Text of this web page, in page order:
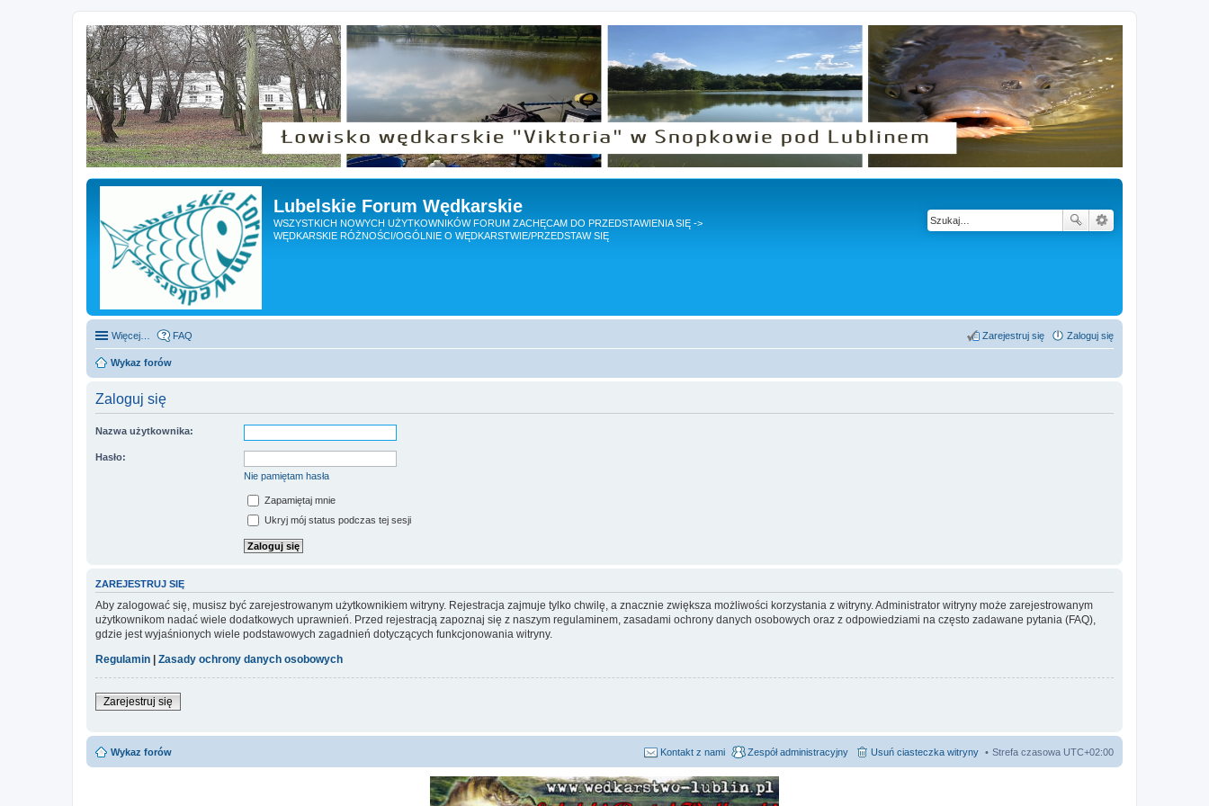
Lubelskie Forum Wędkarskie
WSZYSTKICH NOWYCH UŻYTKOWNIKÓW FORUM ZACHĘCAM DO PRZEDSTAWIENIA SIĘ ->
WĘDKARSKIE RÓŻNOŚCI/OGÓLNIE O WĘDKARSTWIE/PRZEDSTAW SIĘ
Więcej… FAQ Zaloguj się
Zarejestruj się
Wykaz forów
Zaloguj się
Nazwa użytkownika:
Hasło:
Nie pamiętam hasła
Zapamiętaj mnie
Ukryj mój status podczas tej sesji
ZAREJESTRUJ SIĘ
Aby zalogować się, musisz być zarejestrowanym użytkownikiem witryny. Rejestracja zajmuje tylko chwilę, a znacznie zwiększa możliwości korzystania z witryny. Administrator witryny może zarejestrowanym
użytkownikom nadać wiele dodatkowych uprawnień. Przed rejestracją zapoznaj się z naszym regulaminem, zasadami ochrony danych osobowych oraz z odpowiedziami na często zadawane pytania (FAQ),
gdzie jest wyjaśnionych wiele podstawowych zagadnień dotyczących funkcjonowania witryny.
Regulamin | Zasady ochrony danych osobowych
Zarejestruj się
Wykaz forów Strefa czasowa UTC+02:00
Usuń ciasteczka witryny
Zespół administracyjny
Kontakt z nami